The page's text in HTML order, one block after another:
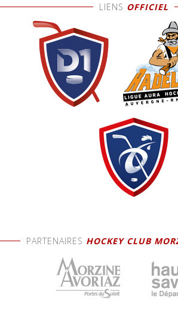
LIENS OFFICIEL
PARTENAIRES HOCKEY CLUB